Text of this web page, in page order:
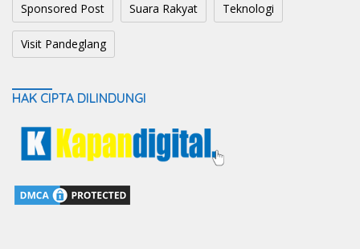
Sponsored Post Suara Rakyat Teknologi
Visit Pandeglang
HAK CIPTA DILINDUNGI